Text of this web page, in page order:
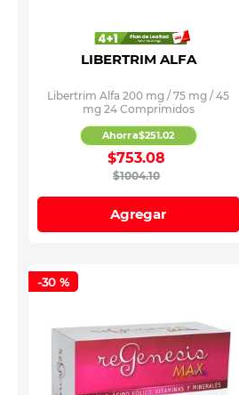
LIBERTRIM ALFA
Libertrim Alfa 200 mg / 75 mg / 45
mg 24 Comprimidos
$1004.10
$753.08
Ahorra$251.02
Agregar
-30 %